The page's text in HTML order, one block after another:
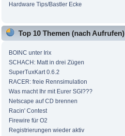
Hardware Tips/Bastler Ecke
Top 10 Themen (nach Aufrufen)
BOINC unter Irix
SCHACH: Matt in drei Zügen
SuperTuxKart 0.6.2
RACER: freie Rennsimulation
Was macht Ihr mit Eurer SGI???
Netscape auf CD brennen
Racin' Contest
Firewire für O2
Registrierungen wieder aktiv